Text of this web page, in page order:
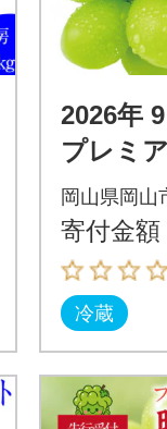
2026年
プレミ
マスカ
約1.4kg
岡山県岡山
寄付金額
冷蔵